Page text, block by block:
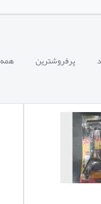
پرفروشترین
همه